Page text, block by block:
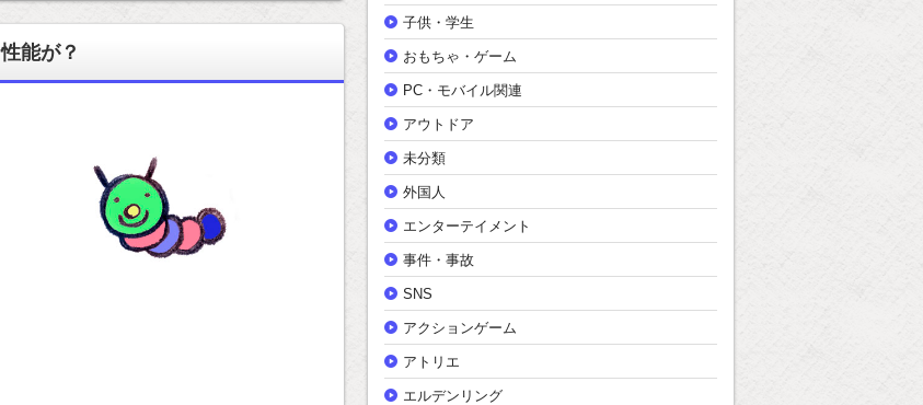
能が？
子供・学生
おもちゃ・ゲーム
PC・モバイル関連
アウトドア
未分類
外国人
エンターテイメント
事件・事故
SNS
アクションゲーム
アトリエ
エルデンリング